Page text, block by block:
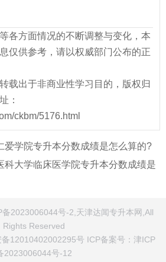
各方面情况的不断调整与变化，本
仅供参考，请以权威部门公布的正
载出于非商业性学习目的，版权归
：
ckbm/5176.html
爱学院专升本分数成绩是怎么算的?
科大学临床医学院专升本分数成绩是
2023006044号-2,天津达闻专升本网,All
Rights Reserved
备12010402002295号 ICP备案号： 津ICP
2023006044号-12